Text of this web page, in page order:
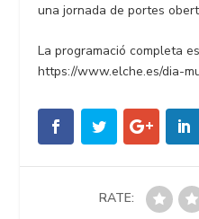
una jornada de portes
La programació completa
https://www.elche.es/dia-
RATE: